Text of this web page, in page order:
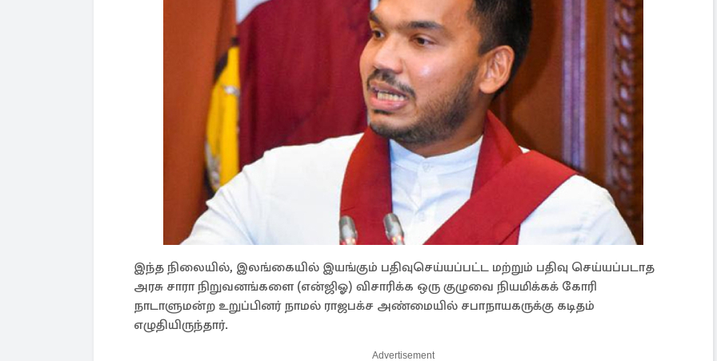
இந்த நிலையில், இலங்கையில் இயங்கும் பதிவுசெய்யப்பட்ட மற்றும் பதிவு செய்யப்படாத
அரசு சாரா நிறுவனங்களை (என்ஜிஓ) விசாரிக்க ஒரு குழுவை நியமிக்கக் கோரி
நாடாளுமன்ற உறுப்பினர் நாமல் ராஜபக்ச அண்மையில் சபாநாயகருக்கு கடிதம்
எழுதியிருந்தார்.
Advertisement